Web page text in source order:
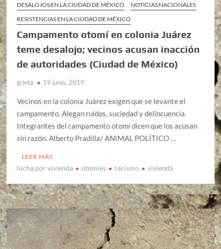
DESALOJOS EN LA CIUDAD DE MÉXICO
NOTICIAS NACIONALES
RESISTENCIAS EN LA CIUDAD DE MÉXICO
Campamento otomí en colonia Juárez
teme desalojo; vecinos acusan inacción
de autoridades (Ciudad de México)
grieta 19 junio, 2019
Vecinos en la colonia Juárez exigen que se levante el
campamento. Alegan ruidos, suciedad y delincuencia.
Integrantes del campamento otomí dicen que los acusan
sin razón. Alberto Pradilla/ ANIMAL POLÍTICO …
LEER MÁS
lucha por vivienda otomíes racismo vivienda